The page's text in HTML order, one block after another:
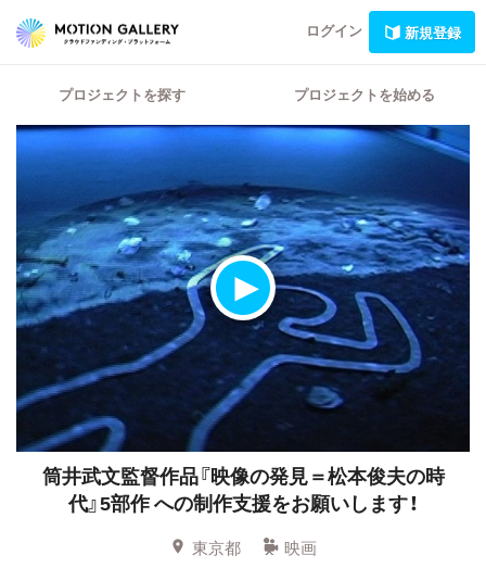
ログイン 新規登録
プロジェクトを探す プロジェクトを始める
筒井武文監督作品『映像の発見＝松本俊夫の時
代』5部作への制作支援をお願いします！
東京都
映画